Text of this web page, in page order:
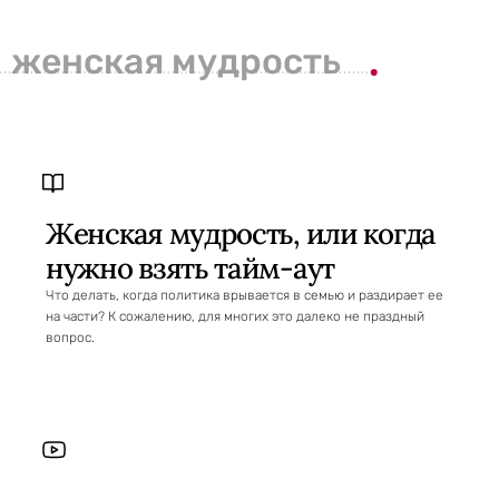
женская мудрость
Женская мудрость, или когда
нужно взять тайм-аут
Что делать, когда политика врывается в семью и раздирает ее
на части? К сожалению, для многих это далеко не праздный
вопрос.